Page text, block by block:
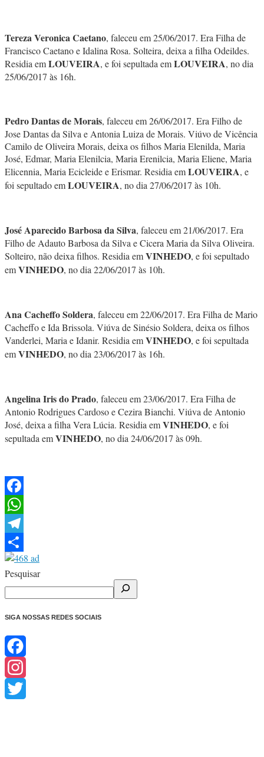
Tereza Veronica Caetano, faleceu em 25/06/2017. Era Filha de
Francisco Caetano e Idalina Rosa. Solteira, deixa a filha Odeildes.
Residia emLOUVEIRA, e foi sepultada emLOUVEIRA, no dia
25/06/2017 às 16h.
Pedro Dantas de Morais, faleceu em 26/06/2017. Era Filho de
Jose Dantas da Silva e Antonia Luiza de Morais. Viúvo de Vicência
Camilo de Oliveira Morais, deixa os filhos Maria Elenilda, Maria
José, Edmar, Maria Elenilcia, Maria Erenilcia, Maria Eliene, Maria
Elicennia, Maria Ecicleide e Erismar. Residia emLOUVEIRA, e
foi sepultado emLOUVEIRA, no dia 27/06/2017 às 10h.
José Aparecido Barbosa da Silva, faleceu em 21/06/2017. Era
Filho de Adauto Barbosa da Silva e Cicera Maria da Silva Oliveira.
Solteiro, não deixa filhos. Residia emVINHEDO, e foi sepultado
emVINHEDO, no dia 22/06/2017 às 10h.
Ana Cacheffo Soldera, faleceu em 22/06/2017. Era Filha de Mario
Cacheffo e Ida Brissola. Viúva de Sinésio Soldera, deixa os filhos
Vanderlei, Maria e Idanir. Residia emVINHEDO, e foi sepultada
emVINHEDO, no dia 23/06/2017 às 16h.
Angelina Iris do Prado, faleceu em 23/06/2017. Era Filha de
Antonio Rodrigues Cardoso e Cezira Bianchi. Viúva de Antonio
José, deixa a filha Vera Lúcia. Residia emVINHEDO, e foi
sepultada emVINHEDO, no dia 24/06/2017 às 09h.
Facebook
WhatsApp
Telegram
Share
Pesquisar
SIGA NOSSAS REDES SOCIAIS
Facebook
Instagram